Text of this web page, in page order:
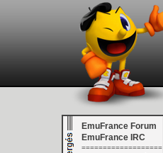
EmuFrance Forum
EmuFrance IRC
===================